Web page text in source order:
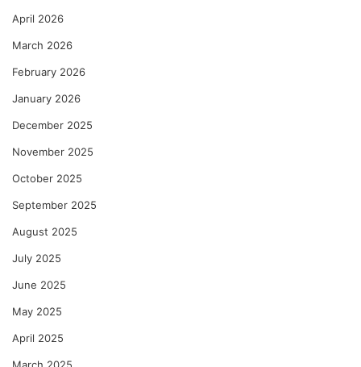
April 2026
March 2026
February 2026
January 2026
December 2025
November 2025
October 2025
September 2025
August 2025
July 2025
June 2025
May 2025
April 2025